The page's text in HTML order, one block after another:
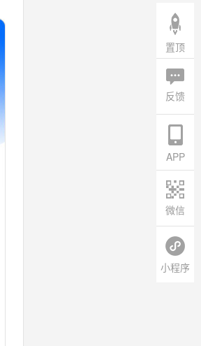
置顶
反馈
APP
微信
小程序